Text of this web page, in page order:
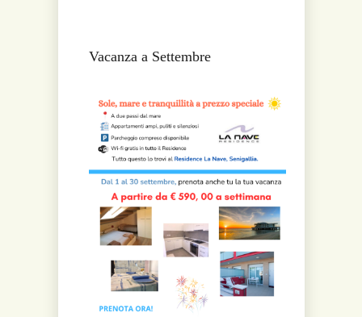
Vacanza a Settembre